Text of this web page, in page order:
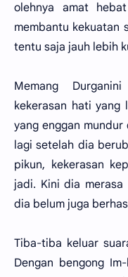
olehnya amat
membantu kekuatan
tentu saja jauh lebih
Memang
kekerasan hati yang
yang enggan
lagi setelah dia
pikun, kekerasan
jadi. Kini dia merasa
dia belum juga
Tiba-tiba keluar
Dengan bengong